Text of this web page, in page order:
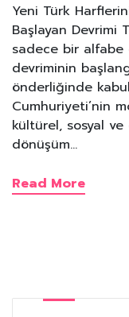
Yeni Türk
Başlayan Devrimi
sadece bir
devriminin
önderliğinde
Cumhuriyeti’nin
kültürel, sosyal
dönüşüm…
Read More